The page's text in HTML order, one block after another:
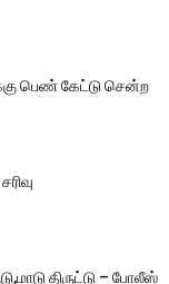
பெண் கேட்டு சென்ற
திருட்டு – போலீஸ்